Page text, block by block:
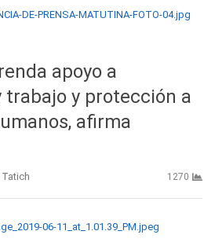
apoyo a
trabajo y protección a
afirma
1270